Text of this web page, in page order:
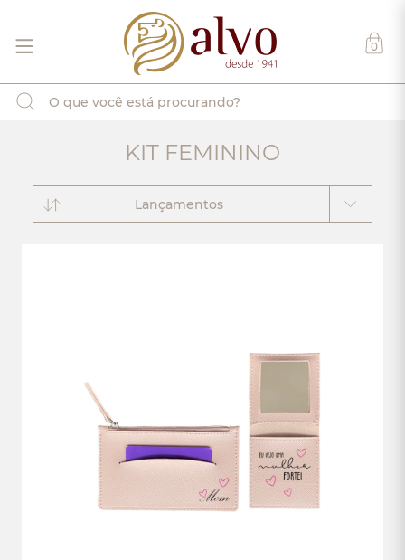
0
KIT FEMININO
Lançamentos